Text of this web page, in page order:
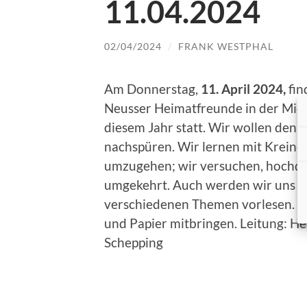
11.04.2024
02/04/2024 / FRANK WESTPHAL
Am Donnerstag, 11. April 2024,
Neusser Heimatfreunde in der
diesem Jahr statt. Wir wollen den
nachspüren. Wir lernen mit
umzugehen; wir versuchen,
umgekehrt. Auch werden wir uns
verschiedenen Themen vorlesen.
und Papier mitbringen. Leitung:
Schepping